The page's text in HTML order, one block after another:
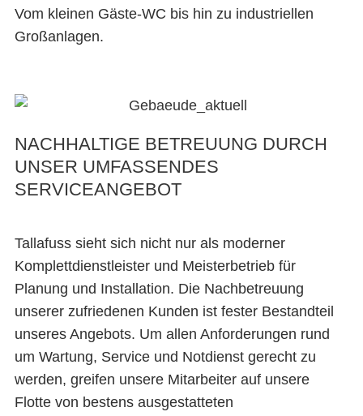
Vom kleinen Gäste-WC bis hin zu industriellen
Großanlagen.
NACHHALTIGE BETREUUNG DURCH
UNSER UMFASSENDES
SERVICEANGEBOT
Tallafuss sieht sich nicht nur als moderner
Komplettdienstleister und Meisterbetrieb für
Planung und Installation. Die Nachbetreuung
unserer zufriedenen Kunden ist fester Bestandteil
unseres Angebots. Um allen Anforderungen rund
um Wartung, Service und Notdienst gerecht zu
werden, greifen unsere Mitarbeiter auf unsere
Flotte von bestens ausgestatteten